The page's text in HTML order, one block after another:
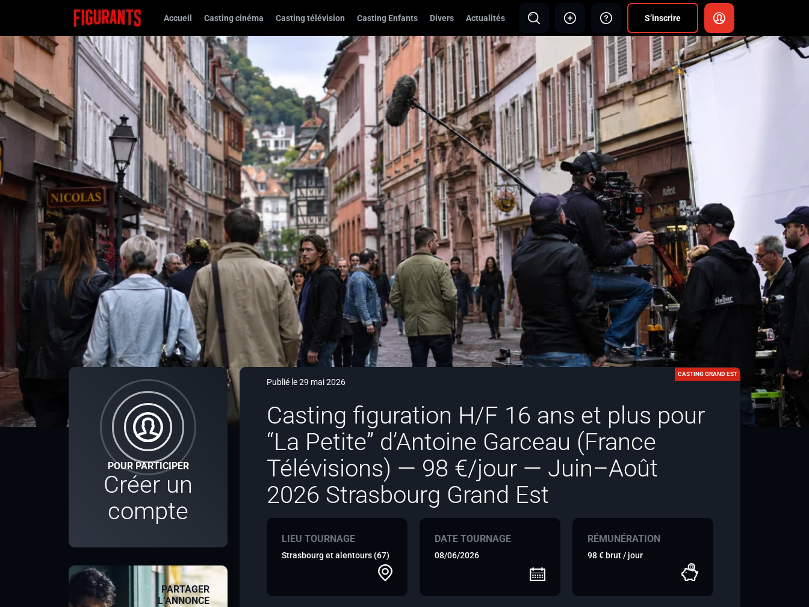
Accueil Casting cinéma Casting télévision Casting Enfants Divers Actualités S’inscrire
POUR PARTICIPER
Créer un
compte
PARTAGER
L’ANNONCE
Publié le 29 mai 2026
CASTING GRAND EST
Casting figuration H/F 16 ans et plus pour
“La Petite” d’Antoine Garceau (France
Télévisions) — 98 €/jour — Juin–Août
2026 Strasbourg Grand Est
LIEU TOURNAGE
Strasbourg et alentours (67)
DATE TOURNAGE
08/06/2026
RÉMUNÉRATION
98 € brut / jour